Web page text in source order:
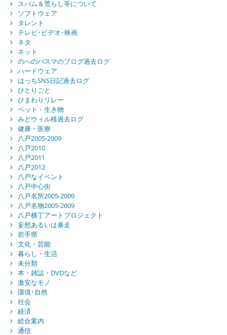
スパム＆荒らし等について
ソフトウェア
タレント
テレビ･ビデオ･映画
ネタ
ネット
のへのバスマのブログ過去ログ
ハードウェア
はっちSNS日記過去ログ
ひとりごと
ひまわりリレー
ペット・生き物
みどウィル移過去ログ
健康・医療
八戸2005-2009
八戸2010
八戸2011
八戸2012
八戸なイベント
八戸中心街
八戸名所2005-2009
八戸名物2005-2009
八戸横丁アートプロジェクト
妄想あるいは暴走
岩手県
文化・芸能
暮らし・生活
未分類
本・雑誌・DVDなど
激安なモノ
環境･自然
社会
経済
総合案内
通信